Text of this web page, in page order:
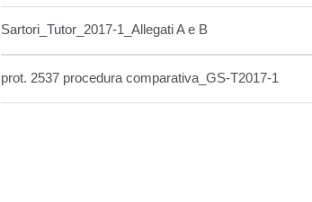
Sartori_Tutor_2017-1_Allegati A e B
prot. 2537 procedura comparativa_GS-T2017-1